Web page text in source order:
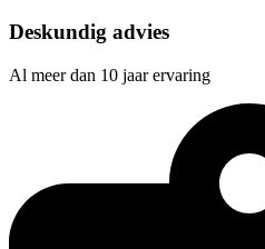
Deskundig advies
Al meer dan 10 jaar ervaring